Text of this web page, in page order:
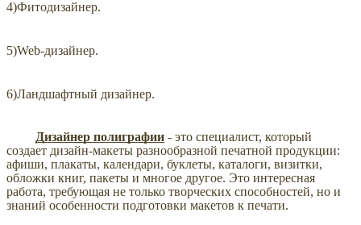
4)Фитодизайнер.
5)Web-дизайнер.
6)Ландшафтный дизайнер.
Дизайнер полиграфии - это специалист, который
создает дизайн-макеты разнообразной печатной продукции:
афиши, плакаты, календари, буклеты, каталоги, визитки,
обложки книг, пакеты и многое другое. Это интересная
работа, требующая не только творческих способностей, но и
знаний особенности подготовки макетов к печати.